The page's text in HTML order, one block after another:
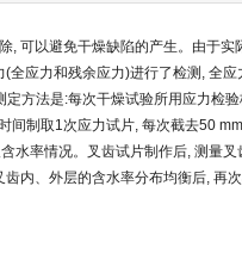
, 可以避免干燥缺陷的产生。由于实
应力和残余应力)进行了检测, 全
方法是:每次干燥试验所用应力检
间制取1次应力试片, 每次截去50
水率情况。叉齿试片制作后, 测量
内、外层的含水率分布均衡后, 再